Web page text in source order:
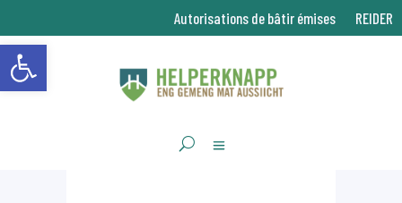
Ouvrir la barre d’outils
Autorisations de bâtir émises REIDER